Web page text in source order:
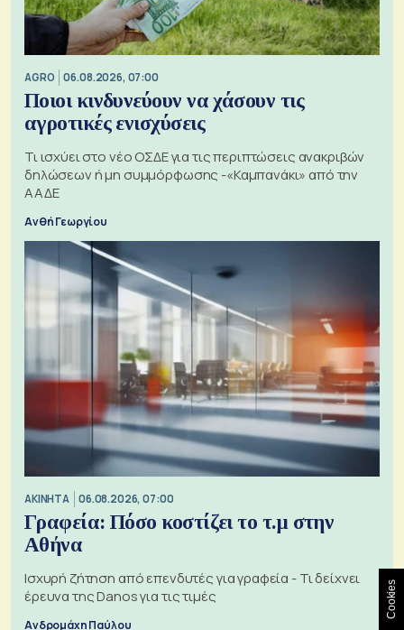
AGRO 06.08.2026, 07:00
Ποιοι κινδυνεύουν να χάσουν τις
αγροτικές ενισχύσεις
Τι ισχύει στο νέο ΟΣΔΕ για τις περιπτώσεις ανακριβών
δηλώσεων ή μη συμμόρφωσης -«Καμπανάκι» από την
ΑΑΔΕ
Ανθή Γεωργίου
ΑΚΙΝΗΤΑ 06.08.2026, 07:00
Γραφεία: Πόσο κοστίζει το τ.μ στην
Αθήνα
Ισχυρή ζήτηση από επενδυτές για γραφεία - Τι δείχνει
έρευνα της Danos για τις τιμές
Ανδρομάχη Παύλου
Cookies